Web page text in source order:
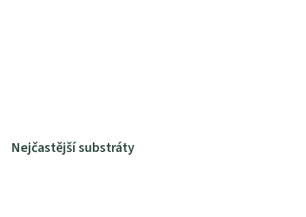
Nejčastější substráty